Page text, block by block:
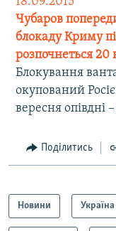
Чубаров
блокаду Криму
розпочнеться 20
Блокування
окупований
вересня опівдні
Поділитись
Новини Україна